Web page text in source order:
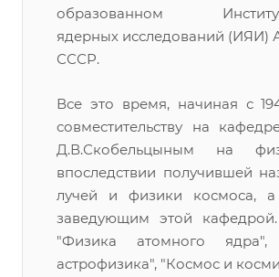
образованном
ядерных исследований (ИЯИ)
СССР.
Все это время, начиная с
совместительству на
Д.В.Скобельцыным на
впоследствии получившей
лучей и физики космоса, а
заведующим этой
"Физика атомного
астрофизика", "Космос и